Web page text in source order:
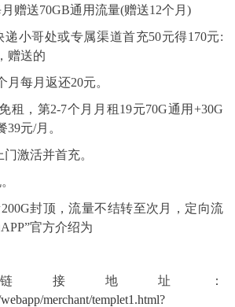
赠送70GB通用流量(赠送12个月)
小哥处或专属渠道首充50元得170元:
赠送的
月每月返还20元。
租，第2-7个月月租19元70G通用+30G
元/月。
激活并首充。
封顶，流量不结转至次月，定向流
官方介绍为
接地址：
merchant/templet1.html?